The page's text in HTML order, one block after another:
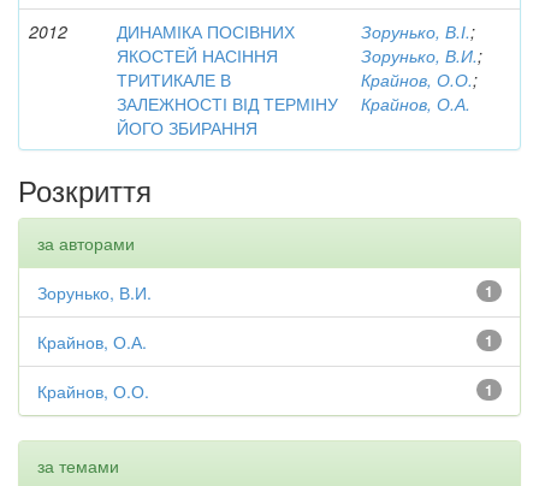
2012
ДИНАМІКА ПОСІВНИХ
ЯКОСТЕЙ НАСІННЯ
ТРИТИКАЛЕ В
ЗАЛЕЖНОСТІ ВІД ТЕРМІНУ
ЙОГО ЗБИРАННЯ
Зорунько, В.І.;
Зорунько, В.И.;
Крайнов, О.О.;
Крайнов, О.А.
Розкриття
за авторами
1
Зорунько, В.И.
1
Крайнов, О.А.
1
Крайнов, О.О.
за темами